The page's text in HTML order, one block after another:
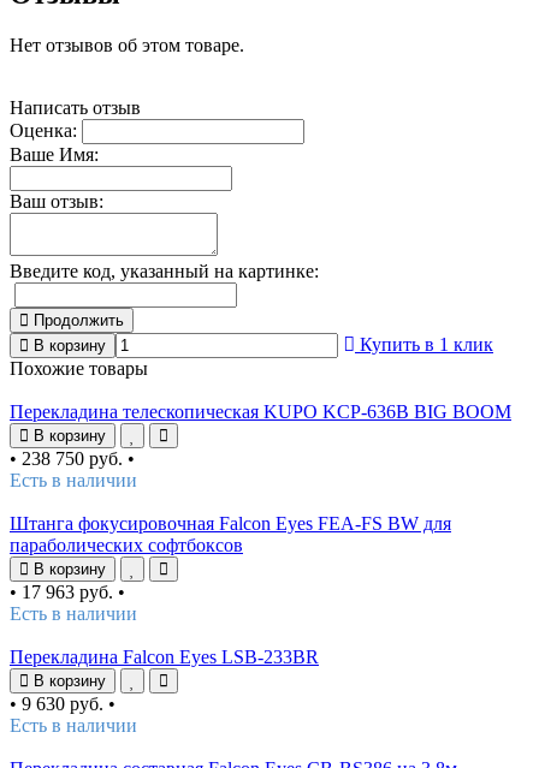
Нет отзывов об этом товаре.
Написать отзыв
Оценка:
Ваше Имя:
Ваш отзыв:
Введите код, указанный на картинке:
Продолжить
В корзину
Купить в 1 клик
Похожие товары
Перекладина телескопическая KUPO KCP-636B BIG BOOM
В корзину
• 238 750 руб. •
Есть в наличии
Штанга фокусировочная Falcon Eyes FEA-FS BW для
параболических софтбоксов
В корзину
• 17 963 руб. •
Есть в наличии
Перекладина Falcon Eyes LSB-233BR
В корзину
• 9 630 руб. •
Есть в наличии